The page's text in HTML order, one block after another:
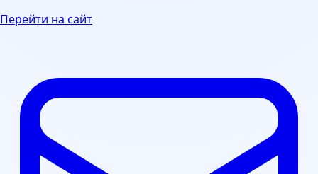
Перейти на сайт